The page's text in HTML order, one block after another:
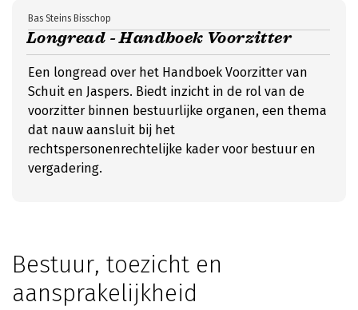
Longread - Handboek Voorzitter
Bas Steins Bisschop
Een longread over het Handboek Voorzitter van
Schuit en Jaspers. Biedt inzicht in de rol van de
voorzitter binnen bestuurlijke organen, een thema
dat nauw aansluit bij het
rechtspersonenrechtelijke kader voor bestuur en
vergadering.
Bestuur, toezicht en
aansprakelijkheid